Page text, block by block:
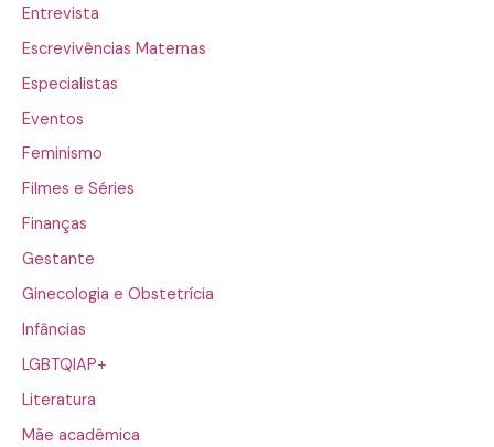
Entrevista
Escrevivências Maternas
Especialistas
Eventos
Feminismo
Filmes e Séries
Finanças
Gestante
Ginecologia e Obstetrícia
Infâncias
LGBTQIAP+
Literatura
Mãe acadêmica